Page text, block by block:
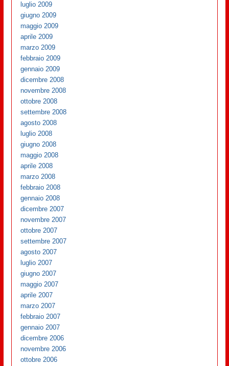
luglio 2009
giugno 2009
maggio 2009
aprile 2009
marzo 2009
febbraio 2009
gennaio 2009
dicembre 2008
novembre 2008
ottobre 2008
settembre 2008
agosto 2008
luglio 2008
giugno 2008
maggio 2008
aprile 2008
marzo 2008
febbraio 2008
gennaio 2008
dicembre 2007
novembre 2007
ottobre 2007
settembre 2007
agosto 2007
luglio 2007
giugno 2007
maggio 2007
aprile 2007
marzo 2007
febbraio 2007
gennaio 2007
dicembre 2006
novembre 2006
ottobre 2006